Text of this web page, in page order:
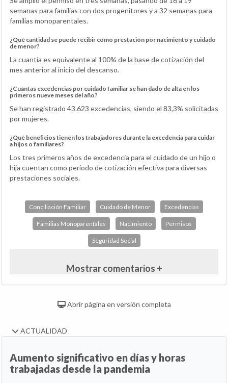
semanas para familias con dos progenitores y a 32 semanas para
familias monoparentales.
¿Qué cantidad se puede recibir como prestación por nacimiento y cuidado
de menor?
La cuantía es equivalente al 100% de la base de cotización del
mes anterior al inicio del descanso.
¿Cuántas excedencias por cuidado familiar se han dado de alta en los
primeros nueve meses del año?
Se han registrado 43.623 excedencias, siendo el 83,3% solicitadas
por mujeres.
¿Qué beneficios tienen los trabajadores durante la excedencia para cuidar
a hijos o familiares?
Los tres primeros años de excedencia para el cuidado de un hijo o
hija cuentan como periodo de cotización efectiva para diversas
prestaciones sociales.
Conciliación Familiar Cuidado de Menor Excedencias
Familias Monoparentales Nacimiento Permisos
Seguridad Social
Mostrar comentarios +
Abrir página en versión completa
ACTUALIDAD
Aumento significativo en días y horas
trabajadas desde la pandemia